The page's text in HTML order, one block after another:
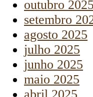
outubro 2025
setembro
agosto 2025
julho 2025
junho 2025
maio 2025